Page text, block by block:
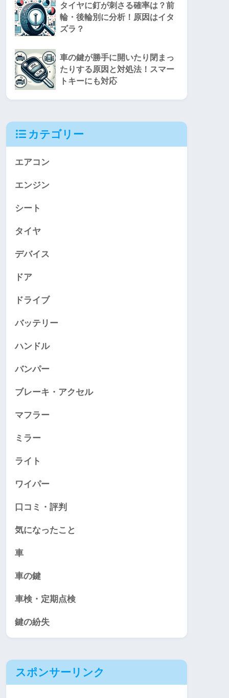
タイヤに釘が刺さる確率は？前
輪・後輪別に分析！原因はイタ
ズラ？
車の鍵が勝手に開いたり閉まっ
たりする原因と対処法！スマー
トキーにも対応
カテゴリー
エアコン
エンジン
シート
タイヤ
デバイス
ドア
ドライブ
バッテリー
ハンドル
バンパー
ブレーキ・アクセル
マフラー
ミラー
ライト
ワイパー
口コミ・評判
気になったこと
車
車の鍵
車検・定期点検
鍵の紛失
スポンサーリンク